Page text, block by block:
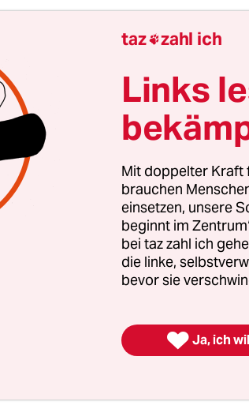
Regierung hat den
Hamas und das erste
und damit den Weg für
geebnet. „Die Regierung hat
aller Geiseln – der lebenden und
es auf dem englischsprachigen
Ministerpräsidenten Benjamin
Kabinett stimmtedem Gaza-
zu, etwa 24 Stunden
über die Freilassung
für beendet erklärt. Zur
taz zahl ich
Links
Mit doppelter Kraft
brauchen
einsetzen, unsere
beginnt im
bei taz zahl ich
die linke,
bevor sie
 Ja, ich